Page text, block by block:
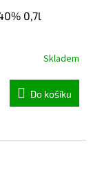
0,7l
Skladem
Do košíku